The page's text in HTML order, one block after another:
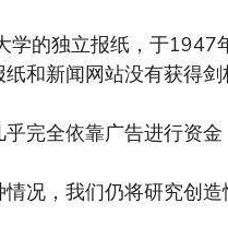
学的独立报纸，于1947
和新闻网站没有获得剑
完全依靠广告进行资金
情况，我们仍将研究创